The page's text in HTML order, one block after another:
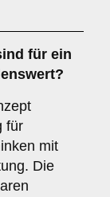
für ein
für
mit
Die